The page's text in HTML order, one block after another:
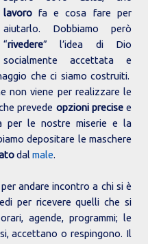
lavorofa e cosa fare per
aiutarlo. Dobbiamo però
“rivedere” l’idea di Dio
socialmente accettata e
che ci siamo costruiti.
non viene per realizzare le
prevede opzioni precisee
per le nostre miserie e la
depositare le maschere
dal male.
andare incontro a chi si è
per ricevere quelli che si
agende, programmi; le
accettano o respingono. Il